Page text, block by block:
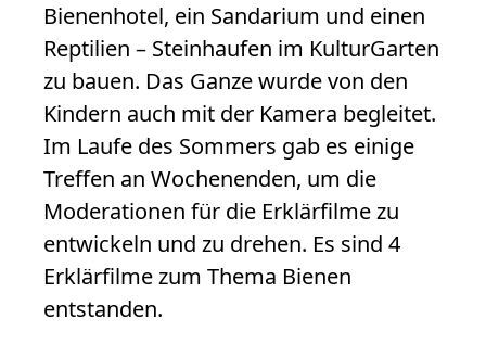
Bienenhotel, ein Sandarium und einen
Reptilien – Steinhaufen im KulturGarten
zu bauen. Das Ganze wurde von den
Kindern auch mit der Kamera begleitet.
Im Laufe des Sommers gab es einige
Treffen an Wochenenden, um die
Moderationen für die Erklärfilme zu
entwickeln und zu drehen. Es sind 4
Erklärfilme zum Thema Bienen
entstanden.